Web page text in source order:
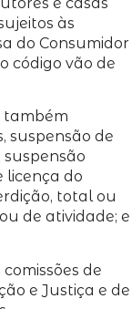
às
do Consumidor
código vão de
também
suspensão de
licença do
total ou
de atividade; e
de
e Justiça e de